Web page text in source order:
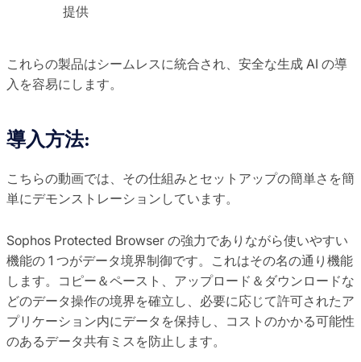
提供
これらの製品はシームレスに統合され、安全な生成 AI の導
入を容易にします。
導入方法:
こちらの動画では、その仕組みとセットアップの簡単さを簡
単にデモンストレーションしています。
Sophos Protected Browser の強力でありながら使いやすい
機能の 1 つがデータ境界制御です。これはその名の通り機能
します。コピー＆ペースト、アップロード＆ダウンロードな
どのデータ操作の境界を確立し、必要に応じて許可されたア
プリケーション内にデータを保持し、コストのかかる可能性
のあるデータ共有ミスを防止します。